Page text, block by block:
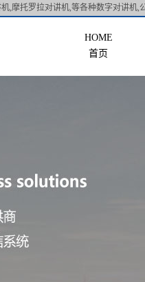
,摩托罗拉对讲机,等各种数字对讲机,
首页